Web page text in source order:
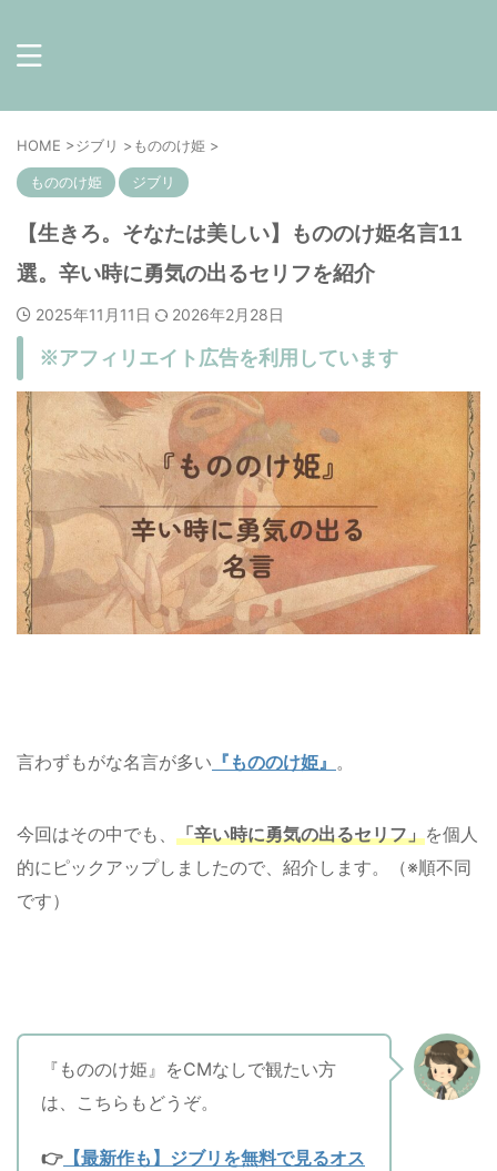
HOME >ジブリ >もののけ姫 >
もののけ姫 ジブリ
【生きろ。そなたは美しい】もののけ姫名言11
選。辛い時に勇気の出るセリフを紹介
2025年11月11日 2026年2月28日
※アフィリエイト広告を利用しています
言わずもがな名言が多い 『もののけ姫』 。
今回はその中でも、 「辛い時に勇気の出るセリフ」を個人
的にピックアップしましたので、紹介します。（※順不同
です）
『もののけ姫』をCMなしで観たい方
は、こちらもどうぞ。
👉 【最新作も】ジブリを無料で見るオス